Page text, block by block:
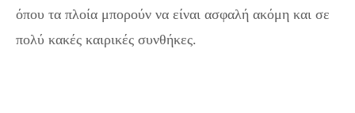
όπου τα πλοία μπορούν να είναι ασφαλή ακόμη και σε
πολύ κακές καιρικές συνθήκες.